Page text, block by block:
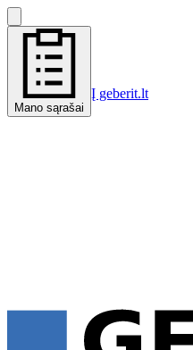
Mano sąrašai
Į geberit.lt